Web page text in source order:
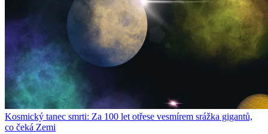
Kosmický tanec smrti: Za 100 let otřese vesmírem srážka gigantů,
co čeká Zemi